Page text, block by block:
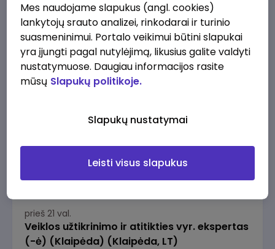
prieš 21 val.
Veiklos užtikrinimo ir atitikties vyr. ekspertas
(-ė) (Kaunas) (Kaunas, LT)
prieš 21 val.
Veiklos užtikrinimo ir atitikties vyr. ekspertas
(-ė) (Klaipėda) (Klaipėda, LT)
Mes naudojame slapukus (angl. cookies)
lankytojų srauto analizei, rinkodarai ir turinio
suasmeninimui. Portalo veikimui būtini slapukai
yra įjungti pagal nutylėjimą, likusius galite valdyti
nustatymuose. Daugiau informacijos rasite
mūsų Slapukų politikoje.
Slapukų nustatymai
Leisti visus slapukus